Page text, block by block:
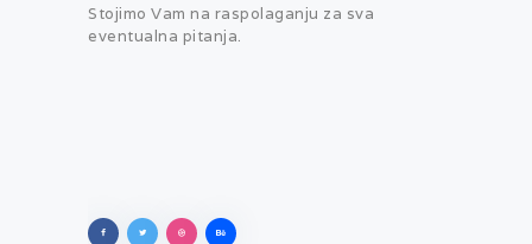
Stojimo Vam na raspolaganju za sva
eventualna pitanja.